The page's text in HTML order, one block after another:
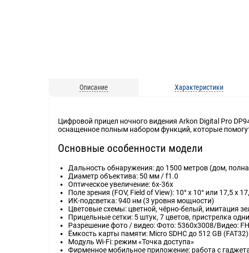
Описание Характеристики
Цифровой прицел ночного видения Arkon Digital Pro
оснащенное полным набором функций, которые
Основные особенности модели
Дальность обнаружения: до 1500 метров (дом,
Диаметр объектива: 50 мм / f1.0
Оптическое увеличение: 6x-36x
Поле зрения (FOV, Field of View): 10° х 10° или 17,5 х
ИК-подсветка: 940 нм (3 уровня мощности)
Цветовые схемы: цветной, чёрно-белый, имитация
Прицельные сетки: 5 штук, 7 цветов, пристрелка
Разрешение фото / видео: Фото: 5360х3008/Видео:
Ёмкость карты памяти: Micro SDHC до 512 GB (FAT32)
Модуль Wi-Fi: режим «Точка доступа»
Фирменное мобильное приложение: работа с